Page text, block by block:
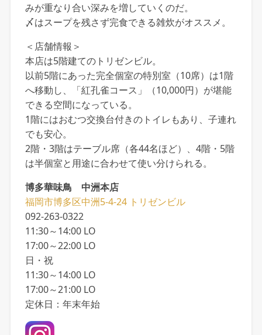
みが重なり合い深みを増していくのだ。
〆はスープを残さず完食できる雑炊がオススメ。
＜店舗情報＞
本店は5階建てのトリゼンビル。
以前5階にあった完全個室の特別室（10席）は1階
へ移動し、「紅孔雀コース」（10,000円）が堪能
できる空間になっている。
1階にはおむつ交換台付きのトイレもあり、子連れ
でも安心。
2階・3階はテーブル席（各44名ほど）、4階・5階
は半個室と用途に合わせて使い分けられる。
博多華味鳥 中洲本店
福岡市博多区中洲5-4-24 トリゼンビル
092-263-0322
11:30～14:00 LO
17:00～22:00 LO
日・祝
11:30～14:00 LO
17:00～21:00 LO
定休日：年末年始